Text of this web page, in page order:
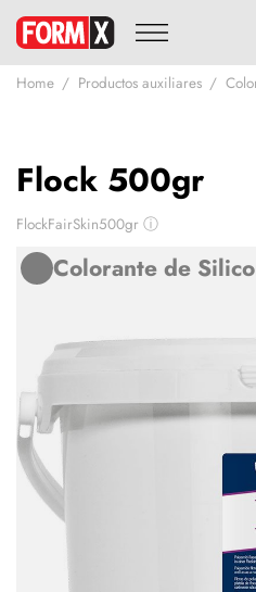
Home Productos auxiliares
Flock 500gr
FlockFairSkin500gr ⓘ
Colorante de